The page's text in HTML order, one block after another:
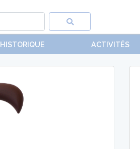
HISTORIQUE ACTIVITÉS